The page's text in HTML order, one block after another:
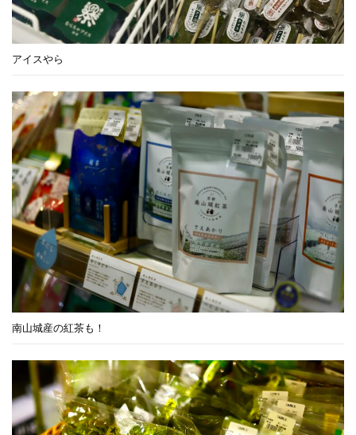
アイスやら
南山城産の紅茶も！